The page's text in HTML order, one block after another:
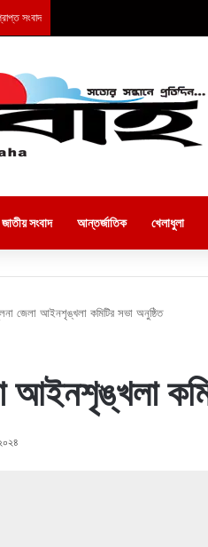
সংবাদ
জাতীয় সংবাদ আন্তর্জাতিক খেলাধুলা
জেলা আইনশৃঙ্খলা কমিটির সভা অনুষ্ঠিত
আইনশৃঙ্খলা